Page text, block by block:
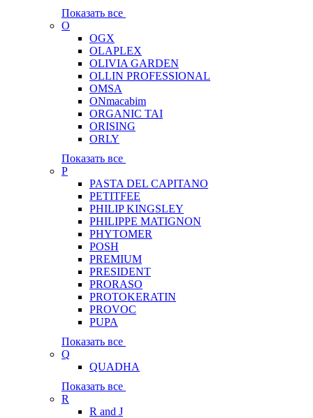
Показать все
O
OGX
OLAPLEX
OLIVIA GARDEN
OLLIN PROFESSIONAL
OMSA
ONmacabim
ORGANIC TAI
ORISING
ORLY
Показать все
P
PASTA DEL CAPITANO
PETITFEE
PHILIP KINGSLEY
PHILIPPE MATIGNON
PHYTOMER
POSH
PREMIUM
PRESIDENT
PRORASO
PROTOKERATIN
PROVOC
PUPA
Показать все
Q
QUADHA
Показать все
R
R and J